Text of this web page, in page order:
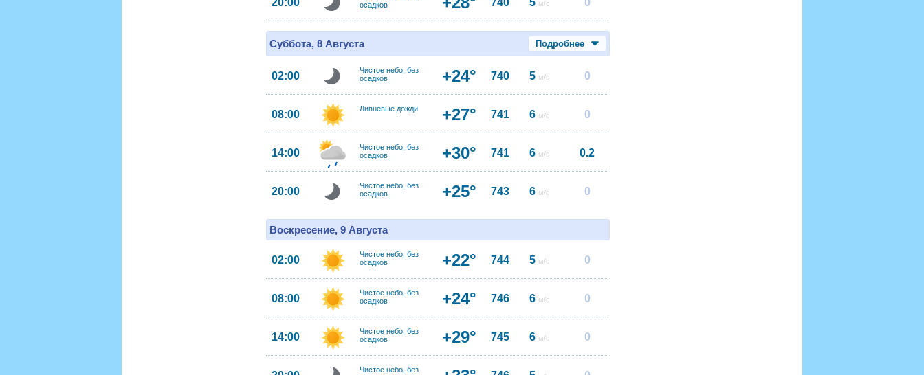
20:00
осадков
740 5 м/с 0
Суббота, 8 Августа Подробнее
02:00
Чистое небо, без
осадков
+24° 740 5 м/с 0
08:00 Ливневые дожди +27° 741 6 м/с 0
14:00
Чистое небо, без
осадков
+30° 741 6 м/с 0.2
20:00
Чистое небо, без
осадков
+25° 743 6 м/с 0
Воскресение, 9 Августа
02:00
Чистое небо, без
осадков
+22° 744 5 м/с 0
08:00
Чистое небо, без
осадков
+24° 746 6 м/с 0
14:00
Чистое небо, без
осадков
+29° 745 6 м/с 0
Чистое небо, без